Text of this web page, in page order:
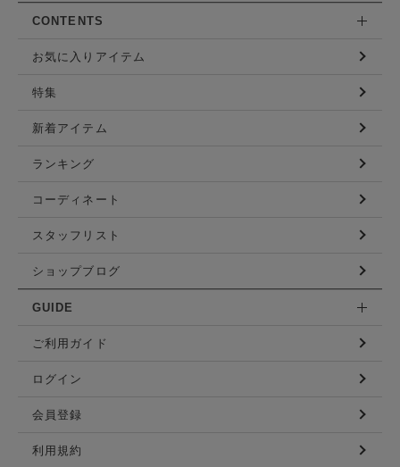
CONTENTS
お気に入りアイテム
特集
新着アイテム
ランキング
コーディネート
スタッフリスト
ショップブログ
GUIDE
ご利用ガイド
ログイン
会員登録
利用規約